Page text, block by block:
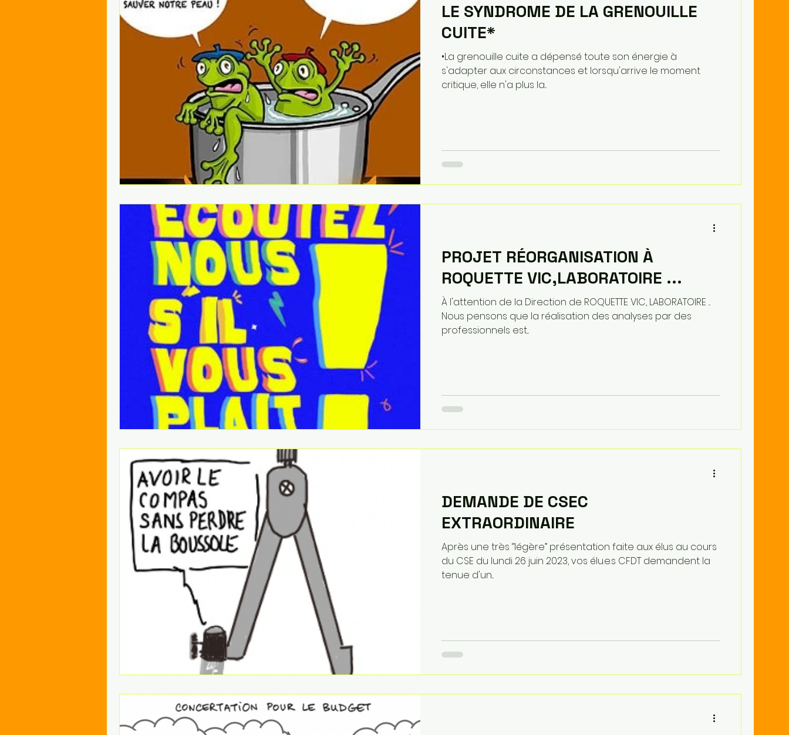
LE SYNDROME DE LA GRENOUILLE
CUITE*
•La grenouille cuite a dépensé toute son énergie à
s'adapter aux circonstances et lorsqu'arrive le moment
critique, elle n'a plus la...
PROJET RÉORGANISATION À
ROQUETTE VIC,LABORATOIRE ...
À l'attention de la Direction de ROQUETTE VIC, LABORATOIRE ...
Nous pensons que la réalisation des analyses par des
professionnels est...
DEMANDE DE CSEC
EXTRAORDINAIRE
Après une très ‘’légère’’ présentation faite aux élus au cours
du CSE du lundi 26 juin 2023, vos élu.e.s CFDT demandent la
tenue d'un...